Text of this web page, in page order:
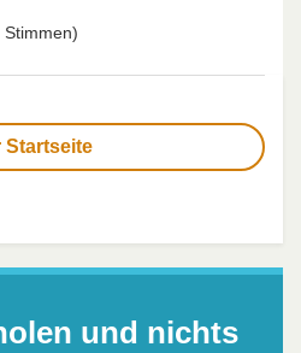
Stimmen)
Startseite
und nichts